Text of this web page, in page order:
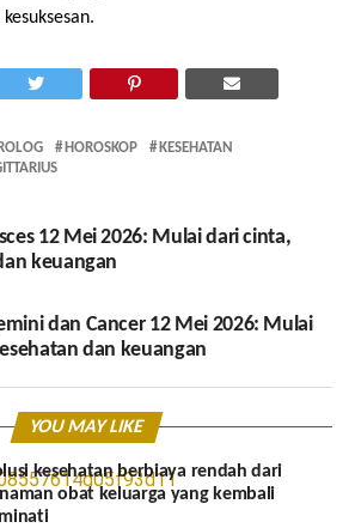
HOROSKOP
KESEHATAN
12 Mei 2026: Mulai dari cinta,
keuangan
dan Cancer 12 Mei 2026: Mulai
dan keuangan
YOU MAY LIKE
kesehatan berbiaya rendah dari
obat keluarga yang kembali